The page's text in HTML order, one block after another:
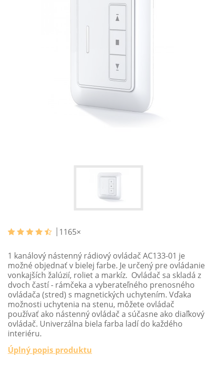
1165×
1 kanálový nástenný rádiový ovládač AC133-01 je
možné objednať v bielej farbe. Je určený pre ovládanie
vonkajších žalúzií, roliet a markíz. Ovládač sa skladá z
dvoch častí - rámčeka a vyberateľného prenosného
ovládača (stred) s magnetických uchytením. Vďaka
možnosti uchytenia na stenu, môžete ovládač
používať ako nástenný ovládač a súčasne ako diaľkový
ovládač. Univerzálna biela farba ladí do každého
interiéru.
Úplný popis produktu